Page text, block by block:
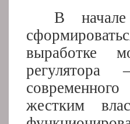
В начале
выработке
регулятора
жестким